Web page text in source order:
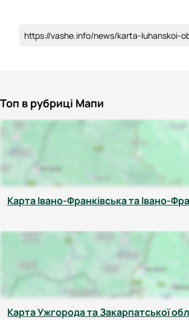
https://vashe.info/news/karta-luhanskoi-
Топ в рубриці Мапи
Карта Івано-Франківська та Івано-
Карта Ужгорода та Закарпатської